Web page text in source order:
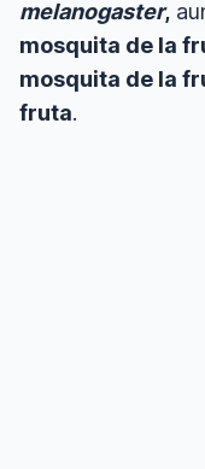
melanogaster,
mosquita de la
mosquita de la
fruta.